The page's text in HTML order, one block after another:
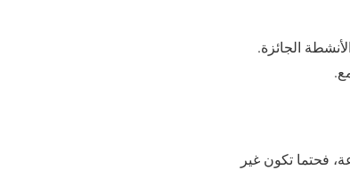
الجائزة.
فحتما تكون غير